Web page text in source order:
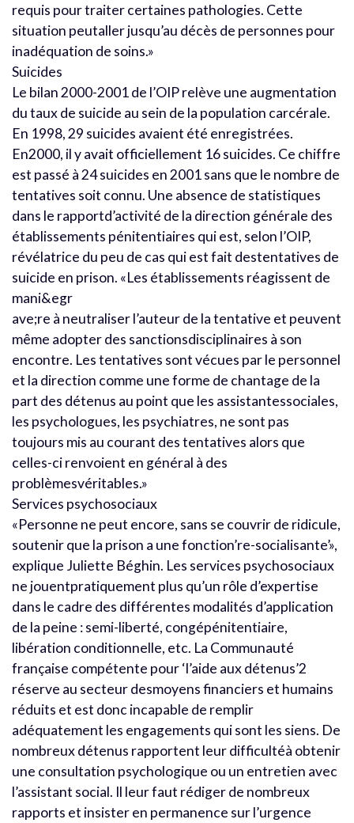
requis pour traiter certaines pathologies. Cette
situation peutaller jusqu’au décès de personnes pour
inadéquation de soins.»
Suicides
Le bilan 2000-2001 de l’OIP relève une augmentation
du taux de suicide au sein de la population carcérale.
En 1998, 29 suicides avaient été enregistrées.
En2000, il y avait officiellement 16 suicides. Ce chiffre
est passé à 24 suicides en 2001 sans que le nombre de
tentatives soit connu. Une absence de statistiques
dans le rapportd’activité de la direction générale des
établissements pénitentiaires qui est, selon l’OIP,
révélatrice du peu de cas qui est fait destentatives de
suicide en prison. «Les établissements réagissent de
mani&egr
ave;re à neutraliser l’auteur de la tentative et peuvent
même adopter des sanctionsdisciplinaires à son
encontre. Les tentatives sont vécues par le personnel
et la direction comme une forme de chantage de la
part des détenus au point que les assistantessociales,
les psychologues, les psychiatres, ne sont pas
toujours mis au courant des tentatives alors que
celles-ci renvoient en général à des
problèmesvéritables.»
Services psychosociaux
«Personne ne peut encore, sans se couvrir de ridicule,
soutenir que la prison a une fonction’re-socialisante’»,
explique Juliette Béghin. Les services psychosociaux
ne jouentpratiquement plus qu’un rôle d’expertise
dans le cadre des différentes modalités d’application
de la peine : semi-liberté, congépénitentiaire,
libération conditionnelle, etc. La Communauté
française compétente pour ‘l’aide aux détenus’2
réserve au secteur desmoyens financiers et humains
réduits et est donc incapable de remplir
adéquatement les engagements qui sont les siens. De
nombreux détenus rapportent leur difficultéà obtenir
une consultation psychologique ou un entretien avec
l’assistant social. Il leur faut rédiger de nombreux
rapports et insister en permanence sur l’urgence